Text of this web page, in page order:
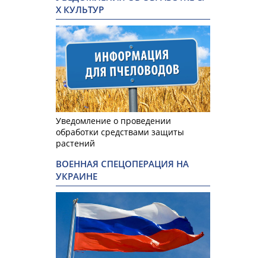
Х КУЛЬТУР
Уведомление о проведении
обработки средствами защиты
растений
ВОЕННАЯ СПЕЦОПЕРАЦИЯ НА
УКРАИНЕ